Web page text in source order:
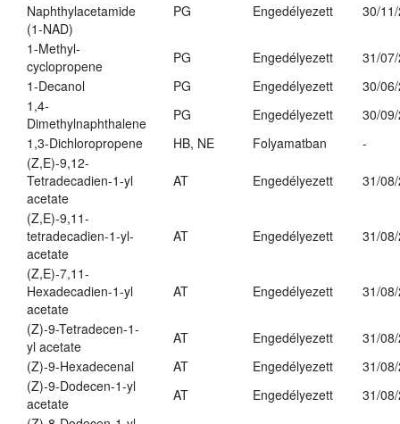
Naphthylacetamide
(1-NAD)
PG Engedélyezett 30/
1-Methyl-
cyclopropene
PG Engedélyezett
31/
1-Decanol
PG Engedélyezett
30/
1,4-
Dimethylnaphthalene
PG Engedélyezett
30/
1,3-Dichloropropene
HB, NE Folyamatban
-
(Z,E)-9,12-
Tetradecadien-1-yl
acetate
AT Engedélyezett 31/
(Z,E)-9,11-
tetradecadien-1-yl-
acetate
AT Engedélyezett 31/
(Z,E)-7,11-
Hexadecadien-1-yl
acetate
AT Engedélyezett 31/
(Z)-9-Tetradecen-1-
yl acetate
AT Engedélyezett
31/
(Z)-9-Hexadecenal
AT Engedélyezett
31/
(Z)-9-Dodecen-1-yl
acetate
AT Engedélyezett
31/